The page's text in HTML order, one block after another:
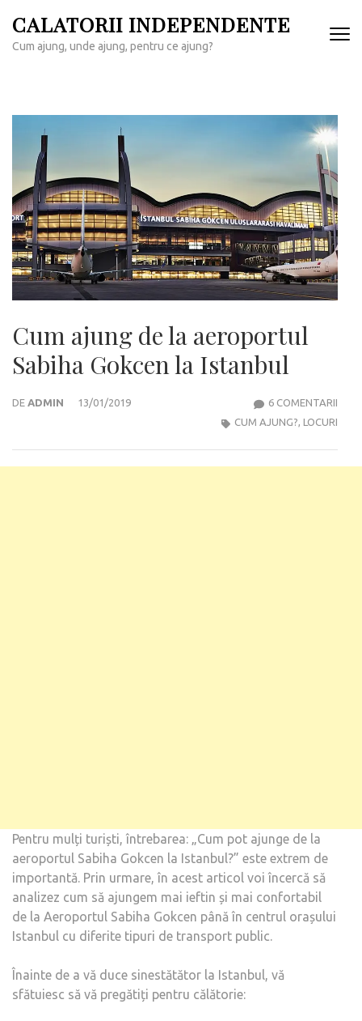
conținut
CALATORII INDEPENDENTE
Cum ajung, unde ajung, pentru ce ajung?
Cum ajung de la aeroportul
Sabiha Gokcen la Istanbul
DE ADMIN 13/01/2019 6 COMENTARII
CUM AJUNG?, LOCURI
Pentru mulți turiști, întrebarea: „Cum pot ajunge de la
aeroportul Sabiha Gokcen la Istanbul?” este extrem de
importantă. Prin urmare, în acest articol voi încercă să
analizez cum să ajungem mai ieftin și mai confortabil
de la Aeroportul Sabiha Gokcen până în centrul orașului
Istanbul cu diferite tipuri de transport public.
Înainte de a vă duce sinestătător la Istanbul, vă
sfătuiesc să vă pregătiți pentru călătorie: